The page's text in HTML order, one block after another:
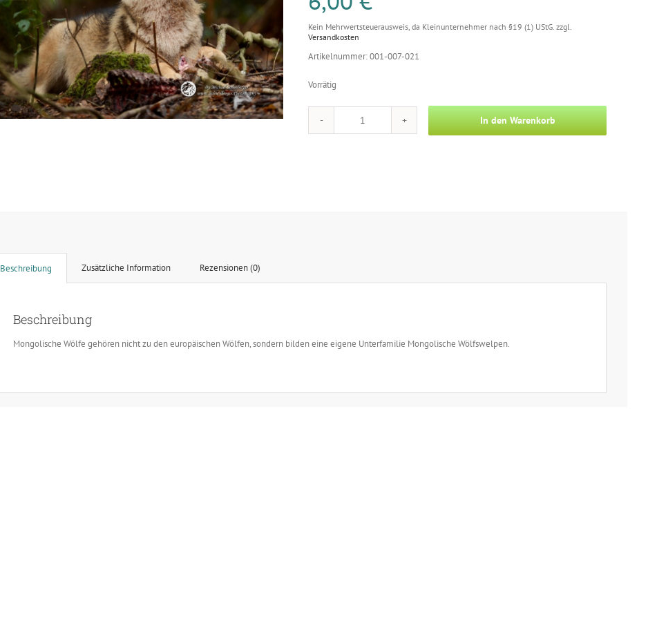
Kein Mehrwertsteuerausweis, da Kleinunternehmer nach §19 (1) UStG. zzgl.
Versandkosten
Artikelnummer: 001-007-021
Vorrätig
Foto
In den Warenkorb
Beschreibung Zusätzliche Information Rezensionen (0)
Beschreibung
Mongolische Wölfe gehören nicht zu den europäischen Wölfen, sondern bilden eine eigene Unterfamilie Mongolische Wölfswelpen.